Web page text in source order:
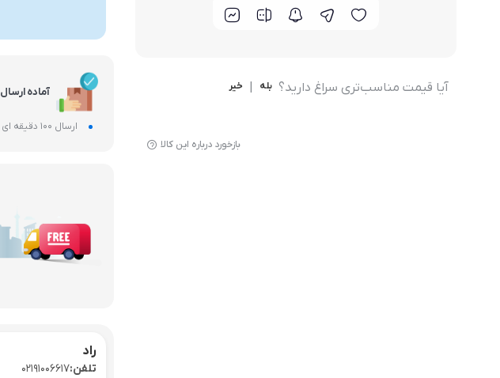
آیا قیمت مناسب‌تری سراغ دارید؟ بله خیر
بازخورد درباره این کالا
آماده ارسال
ارسال 100 دقیقه ای
راد
تلفن:02191006617